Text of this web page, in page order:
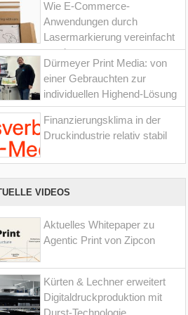
Wie E-Commerce-
Anwendungen durch
Lasermarkierung vereinfacht
werden
Dürmeyer Print Media: von
einer Gebrauchten zur
individuellen Highend-Lösung
Finanzierungsklima in der
Druckindustrie relativ stabil
VIDEOS
Aktuelles Whitepaper zu
Agentic Print von Zipcon
Kürten & Lechner erweitert
Digitaldruckproduktion mit
Durst-Technologie